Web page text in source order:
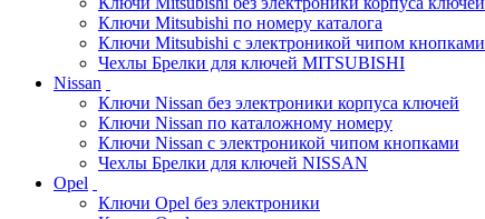
Ключи Mitsubishi по номеру каталога
Ключи Mitsubishi с электроникой чипом кнопками
Чехлы Брелки для ключей MITSUBISHI
Nissan
Ключи Nissan без электроники корпуса ключей
Ключи Nissan по каталожному номеру
Ключи Nissan с электроникой чипом кнопками
Чехлы Брелки для ключей NISSAN
Opel
Ключи Opel без электроники